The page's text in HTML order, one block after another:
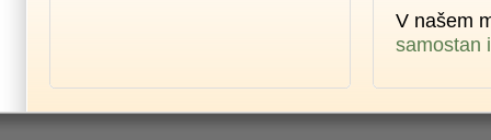
V našem
samostan